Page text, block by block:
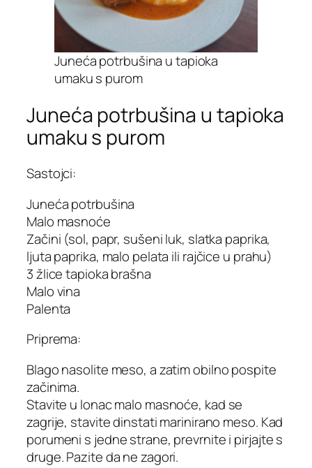
Juneća potrbušina u tapioka
umaku s purom
Juneća potrbušina u tapioka
umaku s purom
Sastojci:
Juneća potrbušina
Malo masnoće
Začini (sol, papr, sušeni luk, slatka paprika,
ljuta paprika, malo pelata ili rajčice u prahu)
3 žlice tapioka brašna
Malo vina
Palenta
Priprema:
Blago nasolite meso, a zatim obilno pospite
začinima.
Stavite u lonac malo masnoće, kad se
zagrije, stavite dinstati marinirano meso. Kad
porumeni s jedne strane, prevrnite i pirjajte s
druge. Pazite da ne zagori.